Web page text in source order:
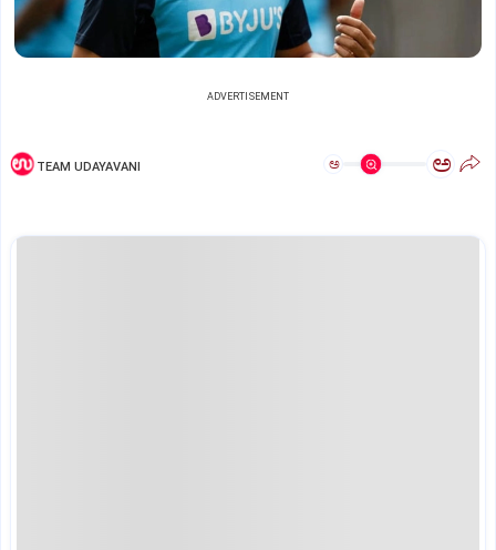
ADVERTISEMENT
TEAM UDAYAVANI ಅ ಅ